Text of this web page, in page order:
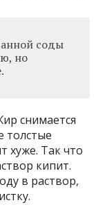
соды
но
снимается
толстые
хуже. Так что
кипит.
в раствор,